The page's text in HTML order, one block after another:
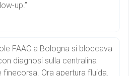
up.”
FAAC a Bologna si bloccava
diagnosi sulla centralina
finecorsa. Ora apertura fluida.